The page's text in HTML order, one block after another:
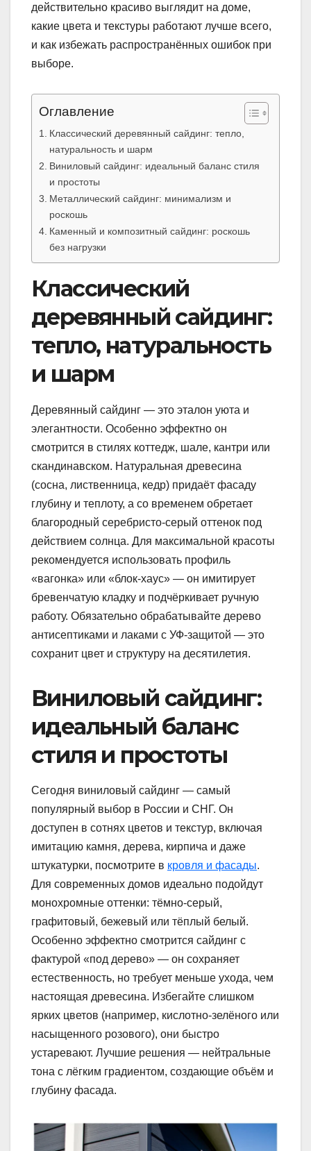
действительно красиво выглядит на доме,
какие цвета и текстуры работают лучше всего,
и как избежать распространённых ошибок при
выборе.
Оглавление
Классический деревянный сайдинг: тепло,
натуральность и шарм
Виниловый сайдинг: идеальный баланс стиля
и простоты
Металлический сайдинг: минимализм и
роскошь
Каменный и композитный сайдинг: роскошь
без нагрузки
Классический
деревянный сайдинг:
тепло, натуральность
и шарм
Деревянный сайдинг — это эталон уюта и
элегантности. Особенно эффектно он
смотрится в стилях коттедж, шале, кантри или
скандинавском. Натуральная древесина
(сосна, лиственница, кедр) придаёт фасаду
глубину и теплоту, а со временем обретает
благородный серебристо-серый оттенок под
действием солнца. Для максимальной красоты
рекомендуется использовать профиль
«вагонка» или «блок-хаус» — он имитирует
бревенчатую кладку и подчёркивает ручную
работу. Обязательно обрабатывайте дерево
антисептиками и лаками с УФ-защитой — это
сохранит цвет и структуру на десятилетия.
Виниловый сайдинг:
идеальный баланс
стиля и простоты
Сегодня виниловый сайдинг — самый
популярный выбор в России и СНГ. Он
доступен в сотнях цветов и текстур, включая
имитацию камня, дерева, кирпича и даже
штукатурки, посмотрите в кровля и фасады.
Для современных домов идеально подойдут
монохромные оттенки: тёмно-серый,
графитовый, бежевый или тёплый белый.
Особенно эффектно смотрится сайдинг с
фактурой «под дерево» — он сохраняет
естественность, но требует меньше ухода, чем
настоящая древесина. Избегайте слишком
ярких цветов (например, кислотно-зелёного или
насыщенного розового), они быстро
устаревают. Лучшие решения — нейтральные
тона с лёгким градиентом, создающие объём и
глубину фасада.